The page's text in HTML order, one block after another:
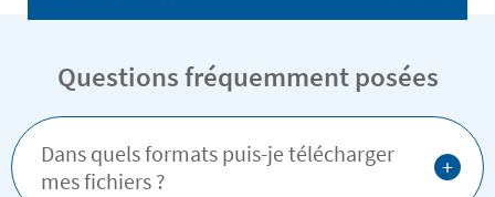
Questions fréquemment posées
Dans quels formats puis-je télécharger
mes fichiers ?
+